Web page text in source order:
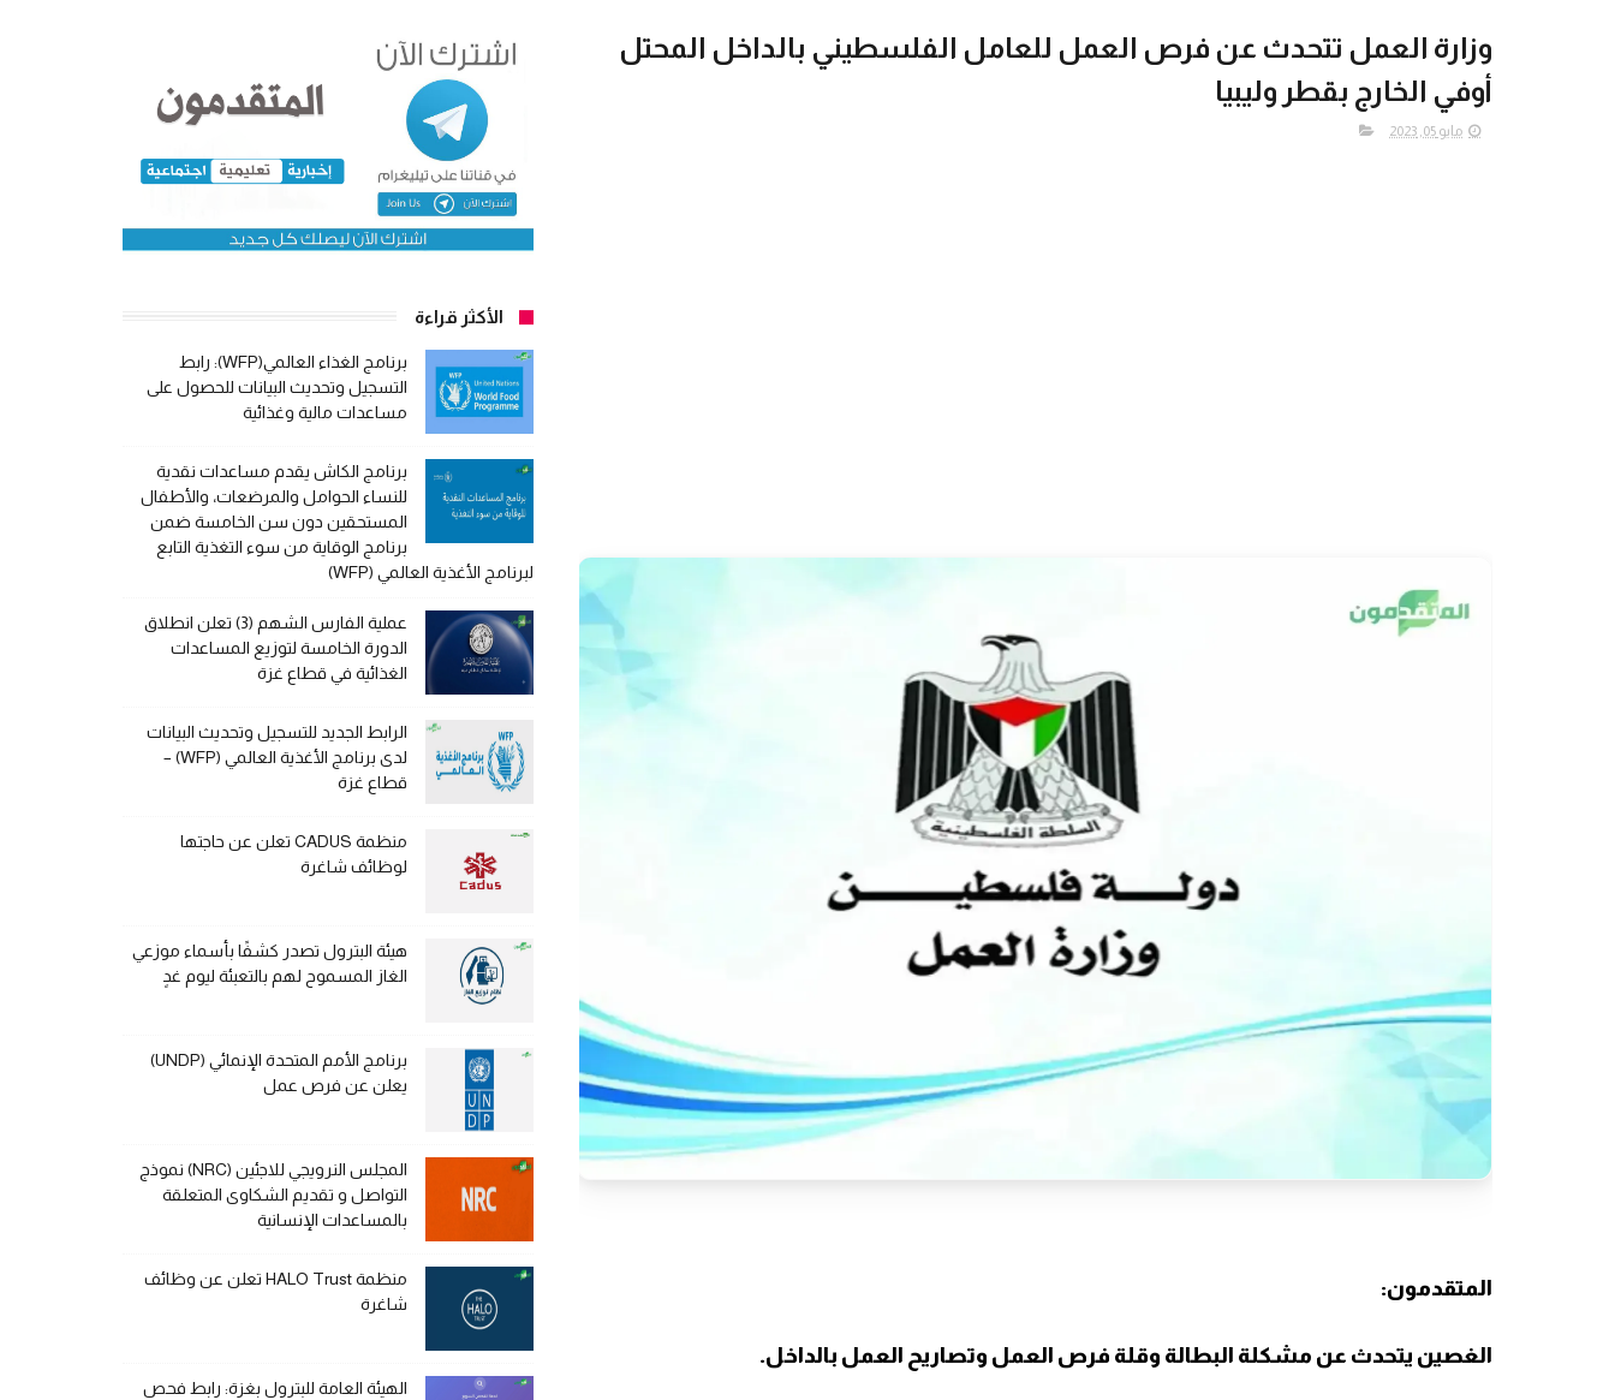
وزارة العمل تتحدث عن فرص العمل للعامل الفلسطيني بالداخل المحتل
أوفي الخارج بقطر وليبيا
مايو 05, 2023
المتقدمون:
الغصين يتحدث عن مشكلة البطالة وقلة فرص العمل وتصاريح العمل بالداخل.
الأكثر قراءة
برنامج الغذاء العالمي(WFP): رابط
التسجيل وتحديث البيانات للحصول على
مساعدات مالية وغذائية
برنامج الكاش يقدم مساعدات نقدية
للنساء الحوامل والمرضعات، والأطفال
المستحقين دون سن الخامسة ضمن
برنامج الوقاية من سوء التغذية التابع
لبرنامج الأغذية العالمي (WFP)
عملية الفارس الشهم (3) تعلن انطلاق
الدورة الخامسة لتوزيع المساعدات
الغذائية في قطاع غزة
الرابط الجديد للتسجيل وتحديث البيانات
لدى برنامج الأغذية العالمي (WFP) –
قطاع غزة
منظمة CADUS تعلن عن حاجتها
لوظائف شاغرة
هيئة البترول تصدر كشفًا بأسماء موزعي
الغاز المسموح لهم بالتعبئة ليوم غدٍ
برنامج الأمم المتحدة الإنمائي (UNDP)
يعلن عن فرص عمل
المجلس النرويجي للاجئين (NRC) نموذج
التواصل و تقديم الشكاوى المتعلقة
بالمساعدات الإنسانية
منظمة HALO Trust تعلن عن وظائف
شاغرة
الهيئة العامة للبترول بغزة: رابط فحص